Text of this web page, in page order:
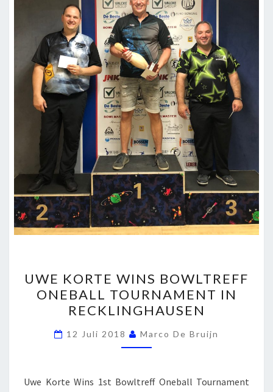
KORTE
WINS
BOWLTREFF
ONEBALL
TOURNAMENT
RECKLINGHAUSEN
UWE KORTE WINS BOWLTREFF
ONEBALL TOURNAMENT IN
RECKLINGHAUSEN
12 Juli 2018 Marco De Bruijn
Uwe Korte Wins 1st Bowltreff Oneball Tournament